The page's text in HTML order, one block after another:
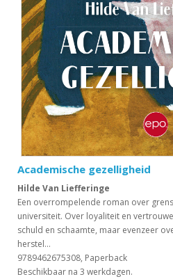
Academische gezelligheid
Hilde Van Liefferinge
Een overrompelende roman over
universiteit. Over loyaliteit en
schuld en schaamte, maar evenzeer
herstel...
9789462675308, Paperback
Beschikbaar na 3 werkdagen.